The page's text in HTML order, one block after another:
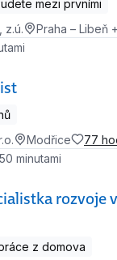
mezi prvními
z.ú.
Praha – Libeň
Modřice 77
rozvoje
minutami
z domova